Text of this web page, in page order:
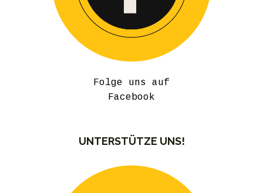
Folge uns auf
Facebook
UNTERSTÜTZE UNS!